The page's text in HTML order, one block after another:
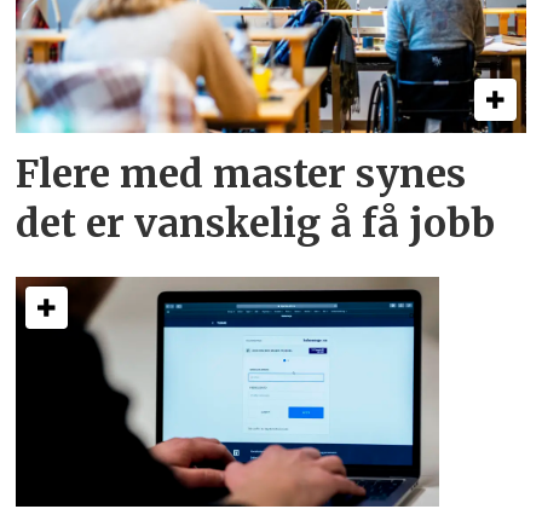
Flere med master synes
det er vanskelig å få jobb